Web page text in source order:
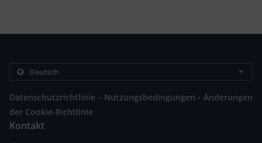
Datenschutzrichtlinie . Nutzungsbedingungen . Änderungen
der Cookie-Richtlinie
Kontakt